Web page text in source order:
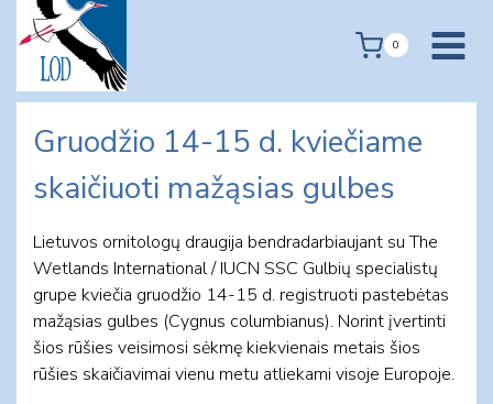
content
0
Gruodžio 14-15 d. kviečiame
skaičiuoti mažąsias gulbes
Lietuvos ornitologų draugija bendradarbiaujant su The
Wetlands International / IUCN SSC Gulbių specialistų
grupe kviečia gruodžio 14-15 d. registruoti pastebėtas
mažąsias gulbes (Cygnus columbianus). Norint įvertinti
šios rūšies veisimosi sėkmę kiekvienais metais šios
rūšies skaičiavimai vienu metu atliekami visoje Europoje.